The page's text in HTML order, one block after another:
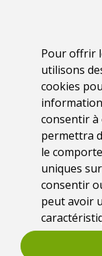
Pour offrir
utilisons
cookies
consentir à
permettra
le
uniques
consentir
peut avoir
en vente
de la
Hauts-
Le projet
consiste
hectares
la gestion
tritons,